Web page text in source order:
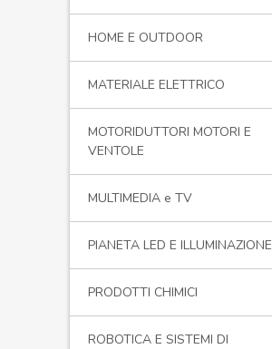
HOME E OUTDOOR
MATERIALE ELETTRICO
MOTORIDUTTORI MOTORI E
VENTOLE
MULTIMEDIA e TV
PIANETA LED E ILLUMINAZIONE
PRODOTTI CHIMICI
ROBOTICA E SISTEMI DI